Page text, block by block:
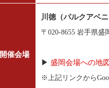
開催会場
川徳（パルクアベ
〒020-8655 岩手県盛
▶ 盛岡会場への地
※上記リンクから